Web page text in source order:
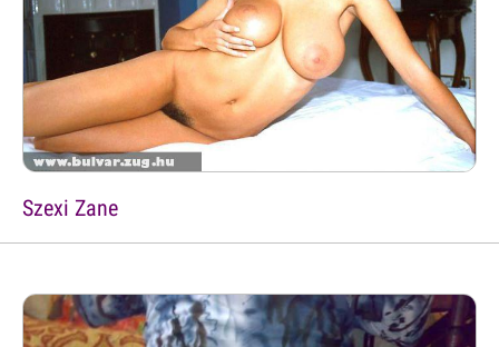
Szexi Zane